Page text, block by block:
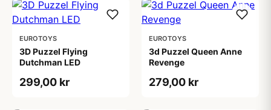
EUROTOYS
3D Puzzel Flying
Dutchman LED
299,00 kr
EUROTOYS
3d Puzzel Queen Anne
Revenge
279,00 kr